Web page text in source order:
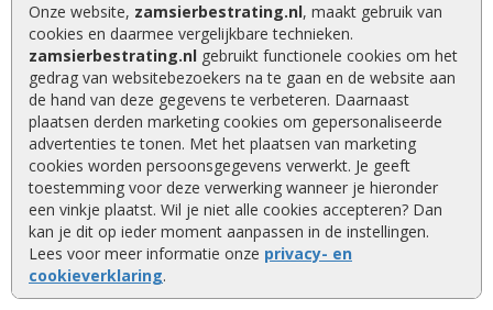
Onze website, zamsierbestrating.nl, maakt gebruik van
cookies en daarmee vergelijkbare technieken.
zamsierbestrating.nl gebruikt functionele cookies om het
gedrag van websitebezoekers na te gaan en de website aan
de hand van deze gegevens te verbeteren. Daarnaast
plaatsen derden marketing cookies om gepersonaliseerde
advertenties te tonen. Met het plaatsen van marketing
cookies worden persoonsgegevens verwerkt. Je geeft
toestemming voor deze verwerking wanneer je hieronder
een vinkje plaatst. Wil je niet alle cookies accepteren? Dan
kan je dit op ieder moment aanpassen in de instellingen.
Lees voor meer informatie onze privacy- en
cookieverklaring.
Vacatures
Bestellen en betalen
Klantbeoordelingen
Foto's en voorbeelden
Tuinaanleg
Wat u moet weten
Klachtenprocedure
Algemene voorwaarden
Garantie Excluton
Keurmerken